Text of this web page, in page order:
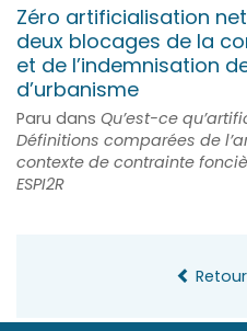
Zéro artificialisation
deux blocages de la
et de l’indemnisation
d’urbanisme
Paru dans Qu’est-ce
Définitions comparées de
contexte de contrainte
ESPI2R